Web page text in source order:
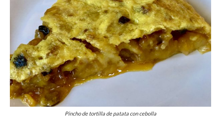
Pincho de tortilla de patata con cebolla